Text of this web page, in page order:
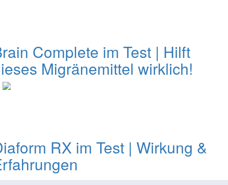
Complete im Test | Hilft
Migränemittel wirklich!
RX im Test | Wirkung &